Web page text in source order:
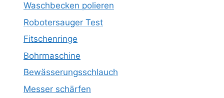
Waschbecken polieren
Robotersauger Test
Fitschenringe
Bohrmaschine
Bewässerungsschlauch
Messer schärfen